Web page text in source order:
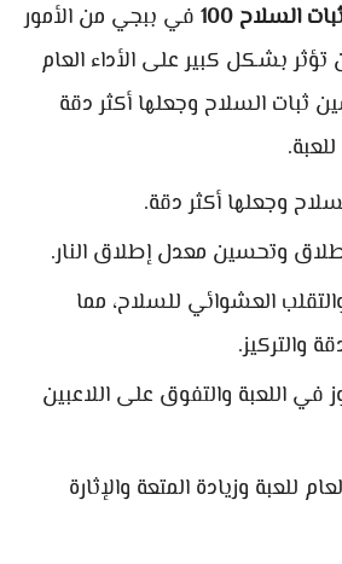
السلاح 100
في ببجي من الأمور
بشكل كبير على الأداء العام
ثبات السلاح وجعلها أكثر دقة
وجعلها أكثر دقة.
وتحسين معدل إطلاق النار.
والتقلب العشوائي للسلاح، مما
والتركيز.
في اللعبة والتفوق على اللاعبين
للعبة وزيادة المتعة والإثارة